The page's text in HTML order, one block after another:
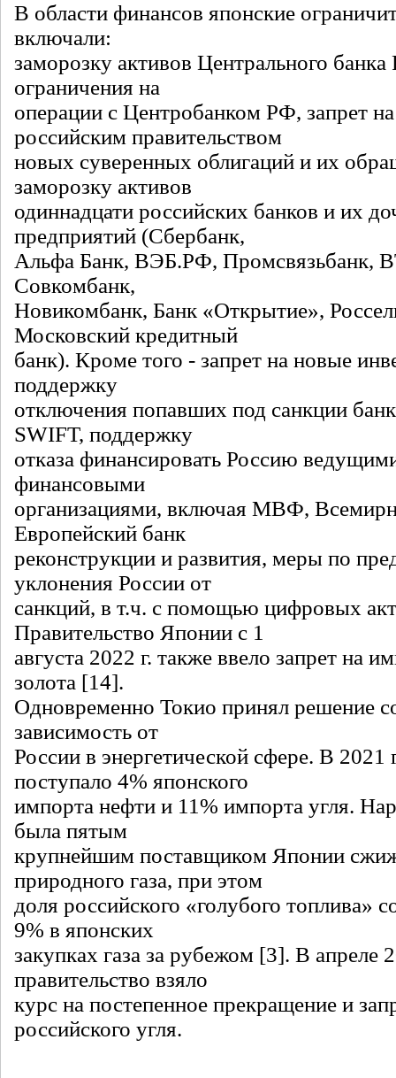
В области финансов японские
включали:
заморозку активов Центрального банка
ограничения на
операции с Центробанком РФ, запрет
российским правительством
новых суверенных облигаций и их
заморозку активов
одиннадцати российских банков и их
предприятий (Сбербанк,
Альфа Банк, ВЭБ.РФ, Промсвязьбанк,
Совкомбанк,
Новикомбанк, Банк «Открытие»,
Московский кредитный
банк). Кроме того - запрет на новые
поддержку
отключения попавших под санкции
SWIFT, поддержку
отказа финансировать Россию
финансовыми
организациями, включая МВФ,
Европейский банк
реконструкции и развития, меры по
уклонения России от
санкций, в т.ч. с помощью цифровых
Правительство Японии с 1
августа 2022 г. также ввело запрет на
золота [14].
Одновременно Токио принял решение
зависимость от
России в энергетической сфере. В 2021
поступало 4% японского
импорта нефти и 11% импорта угля.
была пятым
крупнейшим поставщиком Японии
природного газа, при этом
доля российского «голубого топлива»
9% в японских
закупках газа за рубежом [3]. В апреле
правительство взяло
курс на постепенное прекращение и
российского угля.